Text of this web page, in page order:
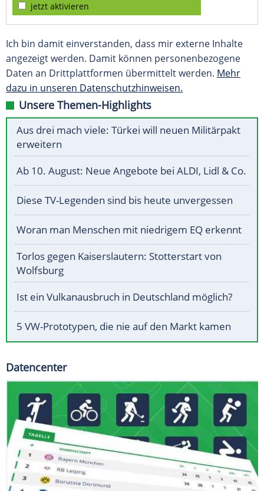
jetzt aktivieren
Ich bin damit einverstanden, dass mir externe Inhalte
angezeigt werden. Damit können personenbezogene
Daten an Drittplattformen übermittelt werden. Mehr
dazu in unseren Datenschutzhinweisen.
Unsere Themen-Highlights
Aus drei mach viele: Türkei will neuen Militärpakt
erweitern
Ab 10. August: Neue Angebote bei ALDI, Lidl & Co.
Diese TV-Legenden sind bis heute unvergessen
Woran man Menschen mit niedrigem EQ erkennt
Torlos gegen Kaiserslautern: Stotterstart von
Wolfsburg
Ist ein Vulkanausbruch in Deutschland möglich?
5 VW-Prototypen, die nie auf den Markt kamen
Datencenter